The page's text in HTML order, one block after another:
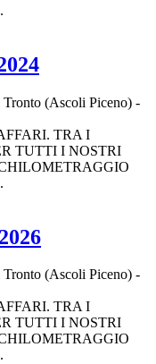
Tronto (Ascoli Piceno) -
TRA I
TUTTI I NOSTRI
Tronto (Ascoli Piceno) -
TRA I
TUTTI I NOSTRI